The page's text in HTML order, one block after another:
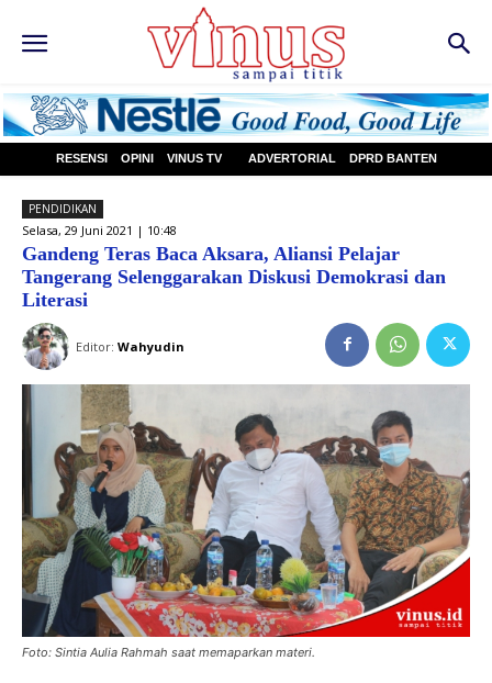
RESENSI OPINI VINUS TV ADVERTORIAL DPRD BANTEN
PENDIDIKAN
Selasa, 29 Juni 2021 | 10:48
Gandeng Teras Baca Aksara, Aliansi Pelajar
Tangerang Selenggarakan Diskusi Demokrasi dan
Literasi
Editor: Wahyudin
Foto: Sintia Aulia Rahmah saat memaparkan materi.